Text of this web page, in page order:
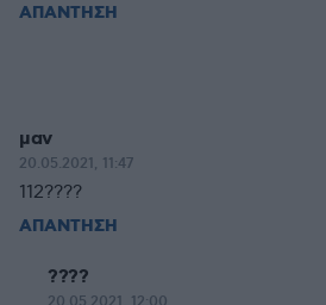
ΑΠΑΝΤΗΣΗ
μαν
20.05.2021, 11:47
112????
ΑΠΑΝΤΗΣΗ
????